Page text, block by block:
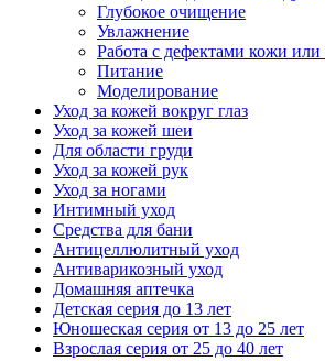
Глубокое очищение
Увлажнение
Работа с дефектами кожи или
Питание
Моделирование
Уход за кожей вокруг глаз
Уход за кожей шеи
Для области груди
Уход за кожей рук
Уход за ногами
Интимный уход
Средства для бани
Антицеллюлитный уход
Антиварикозный уход
Домашняя аптечка
Детская серия до 13 лет
Юношеская серия от 13 до 25 лет
Взрослая серия от 25 до 40 лет